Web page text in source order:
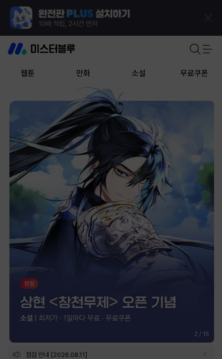
웹툰 만화 소설 무료쿠폰
2 / 15
점검 안내 [2026.08.11]